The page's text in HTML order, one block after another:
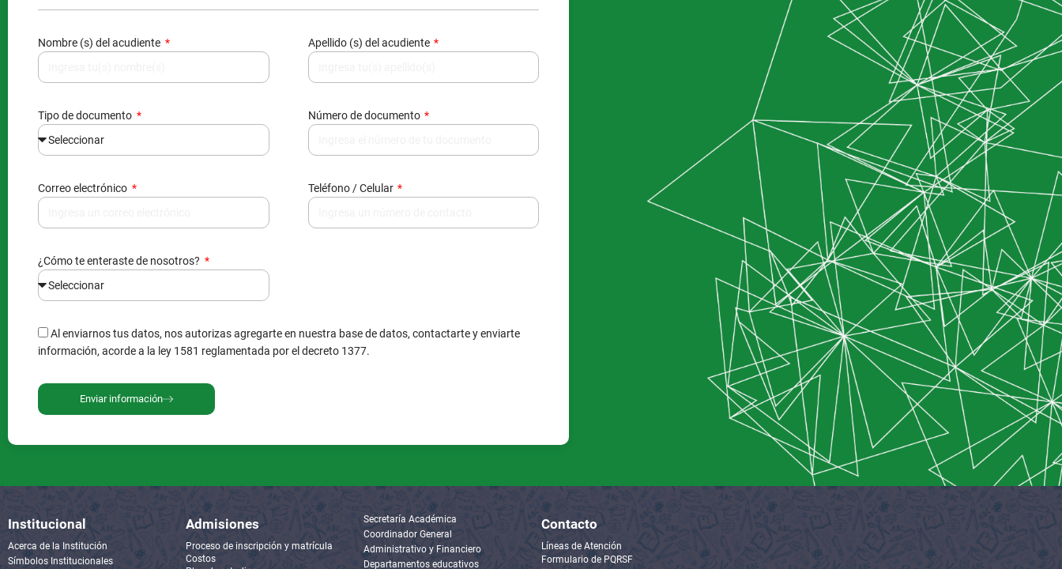
Nombre (s) del acudiente Apellido (s) del acudiente
Tipo de documento Número de documento
Correo electrónico Teléfono / Celular
¿Cómo te enteraste de nosotros?
Al enviarnos tus datos, nos autorizas agregarte en nuestra base de datos, contactarte y enviarte
información, acorde a la ley 1581 reglamentada por el decreto 1377.
Enviar información
Institucional
Acerca de la Institución
Símbolos Institucionales
Admisiones
Proceso de inscripción y matrícula
Costos
Secretaría Académica
Coordinador General
Administrativo y Financiero
Departamentos educativos
Contacto
Líneas de Atención
Formulario de PQRSF